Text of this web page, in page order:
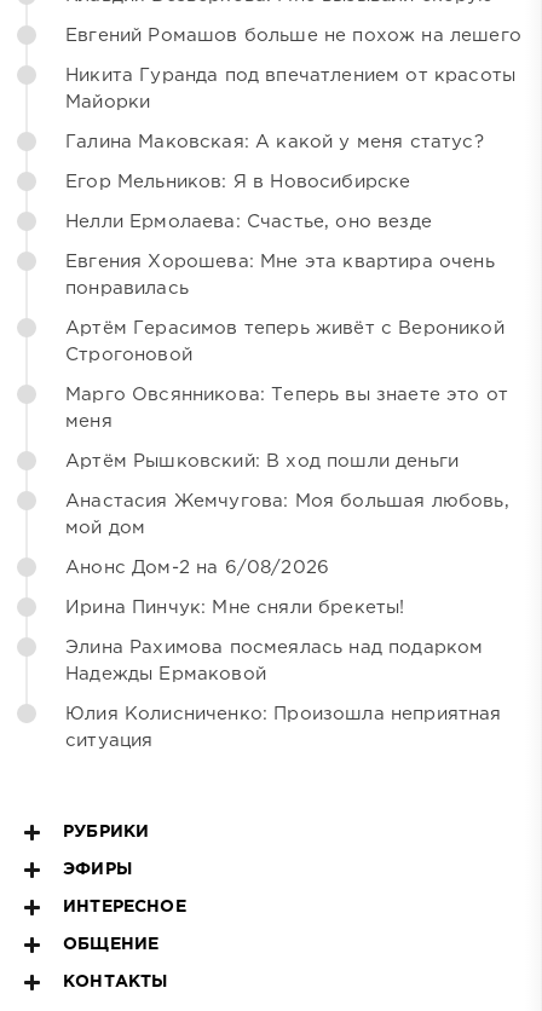
Евгений Ромашов больше не похож на лешего
Никита Гуранда под впечатлением от красоты
Майорки
Галина Маковская: А какой у меня статус?
Егор Мельников: Я в Новосибирске
Нелли Ермолаева: Счастье, оно везде
Евгения Хорошева: Мне эта квартира очень
понравилась
Артём Герасимов теперь живёт с Вероникой
Строгоновой
Марго Овсянникова: Теперь вы знаете это от
меня
Артём Рышковский: В ход пошли деньги
Анастасия Жемчугова: Моя большая любовь,
мой дом
Анонс Дом-2 на 6/08/2026
Ирина Пинчук: Мне сняли брекеты!
Элина Рахимова посмеялась над подарком
Надежды Ермаковой
Юлия Колисниченко: Произошла неприятная
ситуация
РУБРИКИ
ЭФИРЫ
ИНТЕРЕСНОЕ
ОБЩЕНИЕ
КОНТАКТЫ